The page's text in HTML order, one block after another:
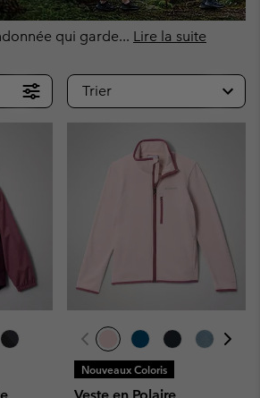
qui garde... Lire la suite
Trier
Nouveaux Coloris